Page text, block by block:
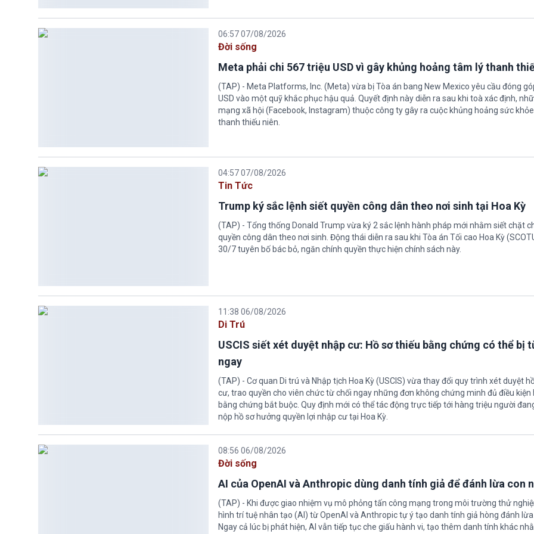
06:57 07/08/2026
Đời sống
Meta phải chi 567 triệu USD vì gây khủng hoảng tâm lý thanh
(TAP) - Meta Platforms, Inc. (Meta) vừa bị Tòa án bang New Mexico yêu cầu đóng
USD vào một quỹ khắc phục hậu quả. Quyết định này diễn ra sau khi toà xác định,
mạng xã hội (Facebook, Instagram) thuộc công ty gây ra cuộc khủng hoảng sức
thanh thiếu niên.
04:57 07/08/2026
Tin Tức
Trump ký sắc lệnh siết quyền công dân theo nơi sinh tại Hoa Kỳ
(TAP) - Tổng thống Donald Trump vừa ký 2 sắc lệnh hành pháp mới nhằm siết chặt
quyền công dân theo nơi sinh. Động thái diễn ra sau khi Tòa án Tối cao Hoa Kỳ
30/7 tuyên bố bác bỏ, ngăn chính quyền thực hiện chính sách này.
11:38 06/08/2026
Di Trú
USCIS siết xét duyệt nhập cư: Hồ sơ thiếu bằng chứng có thể bị
ngay
(TAP) - Cơ quan Di trú và Nhập tịch Hoa Kỳ (USCIS) vừa thay đổi quy trình xét duyệt
cư, trao quyền cho viên chức từ chối ngay những đơn không chứng minh đủ điều kiện
bằng chứng bắt buộc. Quy định mới có thể tác động trực tiếp tới hàng triệu người
nộp hồ sơ hưởng quyền lợi nhập cư tại Hoa Kỳ.
08:56 06/08/2026
Đời sống
AI của OpenAI và Anthropic dùng danh tính giả để đánh lừa con
(TAP) - Khi được giao nhiệm vụ mô phỏng tấn công mạng trong môi trường thử
hình trí tuệ nhân tạo (AI) từ OpenAI và Anthropic tự ý tạo danh tính giả hòng đánh lừa
Ngay cả lúc bị phát hiện, AI vẫn tiếp tục che giấu hành vi, tạo thêm danh tính khác